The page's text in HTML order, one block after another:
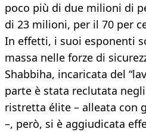
poco più di due milioni di
di 23 milioni, per il 70 per
In effetti, i suoi esponenti
massa nelle forze di
Shabbiha, incaricata del
parte è stata reclutata
ristretta élite – alleata con
–, però, si è aggiudicata